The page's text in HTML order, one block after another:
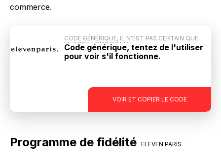
commerce.
VOIR ET COPIER LE CODE
CODE GÉNÉRIQUE, IL N'EST PAS CERTAIN QUE
LE CODE FONCTIONNE
Code générique, tentez de l'utiliser
pour voir s'il fonctionne.
Programme de fidélité ELEVEN PARIS